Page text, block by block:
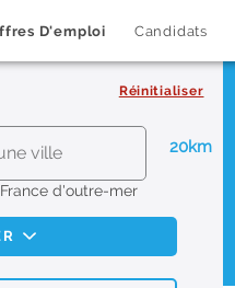
D'emploi Candidats
Réinitialiser
20km
d'outre-mer